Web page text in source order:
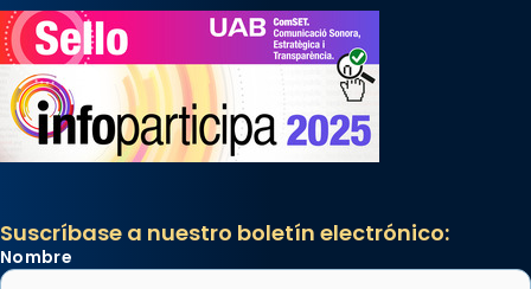
Suscríbase a nuestro boletín electrónico:
Nombre